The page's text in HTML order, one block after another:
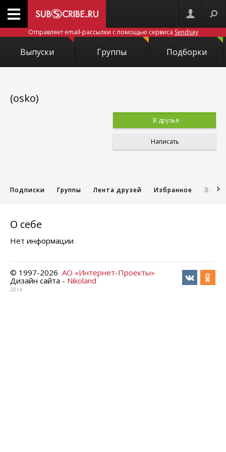
Отправляет email-рассылки с помощью сервиса Sendsay
Выпуски Группы Подборки
(osko)
В друзья
Написать
Подписки Группы Лента друзей Избранное
О себе
Нет информации
© 1997-2026 АО «Интернет-Проекты»
Дизайн сайта - Nikoland
2014